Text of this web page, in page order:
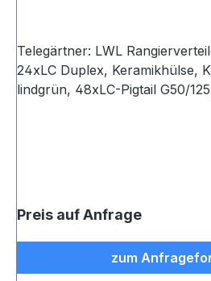
Telegärtner: LWL Rangierverteiler
24xLC Duplex, Keramikhülse,
lindgrün, 48xLC-Pigtail G50/
Preis auf Anfrage
zum